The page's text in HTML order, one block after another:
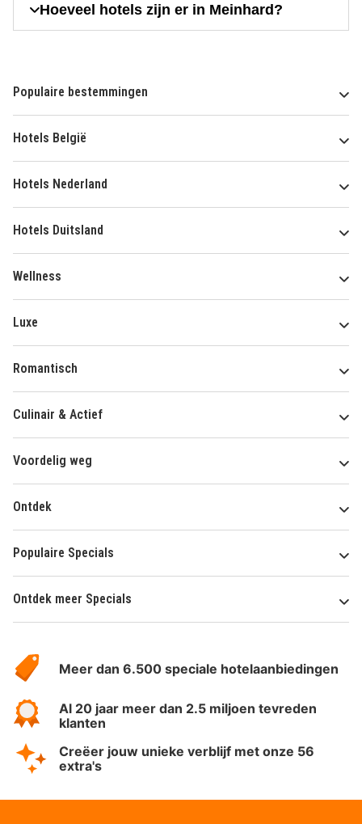
Hoeveel hotels zijn er in Meinhard?
Populaire bestemmingen
Hotels België
Hotels Nederland
Hotels Duitsland
Wellness
Luxe
Romantisch
Culinair & Actief
Voordelig weg
Ontdek
Populaire Specials
Ontdek meer Specials
HotelSpecials
Meer dan 6.500 speciale hotelaanbiedingen
Al 20 jaar meer dan 2.5 miljoen tevreden
klanten
Creëer jouw unieke verblijf met onze 56
extra's